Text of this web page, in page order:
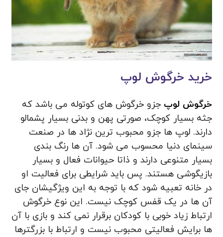
خرید خرگوش لوپ
خرگوش لوپ جزو خرگوش های کوتوله می باشد که
جثه بسیار کوچک، صورتی پهن و بدنی بسیار پشمالو
دارند. لوپ ها جزو محبوب ترین نژاد ها در صنعت
سینمای دنیا محسوب می شود. آن ها رنگ بندی
بسیار متنوعی دارند و ذاتا حیوانات فعال و بسیار
بازیگوشی هستند. پس باید شرایطی برای فعالیت او
در خانه تعبیه شود که با توجه به این ویژگیشان جای
آن ها در یک قفس کوچک نیست. این نوع خرگوش
ارتباط زیاد خوبی با کودکان برقرار نمی کند و بازی با آن
ها برایش فعالیتی محبوب نیست و ارتباط با بزرگترها